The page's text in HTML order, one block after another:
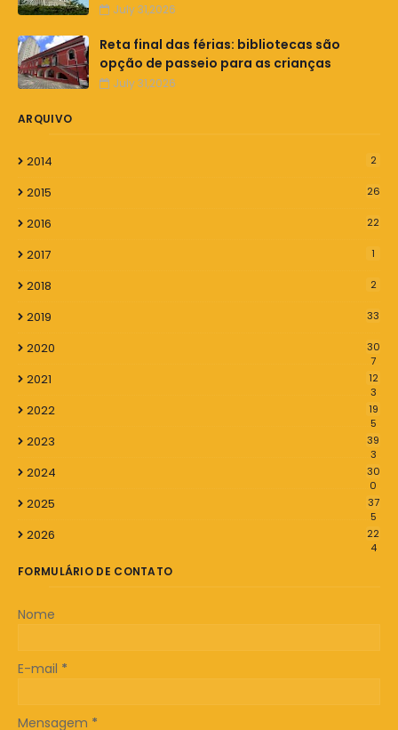
July 31,2026
Reta final das férias: bibliotecas são
opção de passeio para as crianças
July 31,2026
ARQUIVO
2014 2
2015 26
2016 22
2017 1
2018 2
2019 33
2020
30
7
2021
12
3
2022
19
5
2023
39
3
2024
30
0
2025
37
5
2026
22
4
FORMULÁRIO DE CONTATO
Nome
E-mail *
Mensagem *